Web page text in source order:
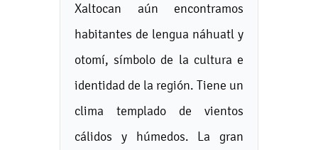
Xaltocan aún encontramos
habitantes de lengua náhuatl y
otomí, símbolo de la cultura e
identidad de la región. Tiene un
clima templado de vientos
cálidos y húmedos. La gran